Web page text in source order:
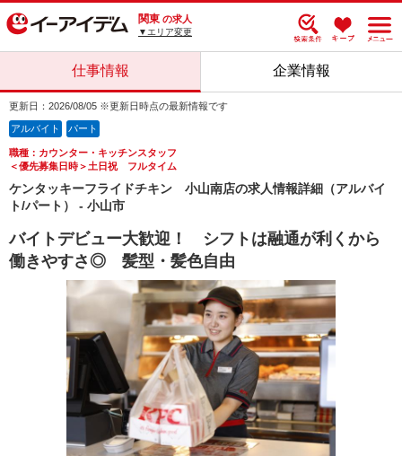
関東 の求人
▼エリア変更
仕事情報 企業情報
更新日：2026/08/05 ※更新日時点の最新情報です
アルバイト パート
職種：カウンター・キッチンスタッフ
＜優先募集日時＞土日祝 フルタイム
ケンタッキーフライドチキン 小山南店の求人情報詳細（アルバイ
ト/パート） - 小山市
バイトデビュー大歓迎！ シフトは融通が利くから
働きやすさ◎ 髪型・髪色自由